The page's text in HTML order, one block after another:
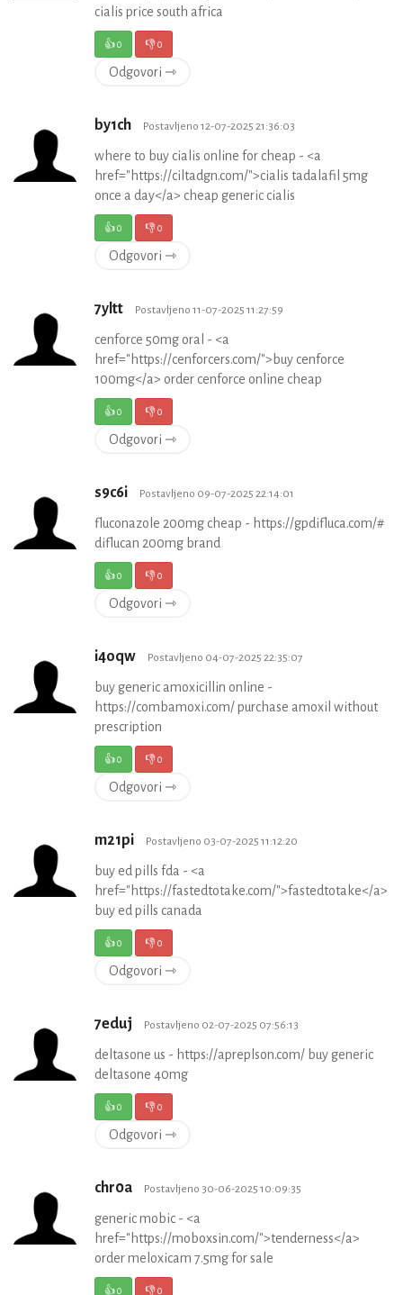
cialis price south africa
👍0 👎0
Odgovori ⇾
by1ch Postavljeno 12-07-2025 21:36:03
where to buy cialis online for cheap - <a
href="https://ciltadgn.com/">cialis tadalafil 5mg
once a day</a> cheap generic cialis
👍0 👎0
Odgovori ⇾
7yltt Postavljeno 11-07-2025 11:27:59
cenforce 50mg oral - <a
href="https://cenforcers.com/">buy cenforce
100mg</a> order cenforce online cheap
👍0 👎0
Odgovori ⇾
s9c6i Postavljeno 09-07-2025 22:14:01
fluconazole 200mg cheap - https://gpdifluca.com/#
diflucan 200mg brand
👍0 👎0
Odgovori ⇾
i4oqw Postavljeno 04-07-2025 22:35:07
buy generic amoxicillin online -
https://combamoxi.com/ purchase amoxil without
prescription
👍0 👎0
Odgovori ⇾
m21pi Postavljeno 03-07-2025 11:12:20
buy ed pills fda - <a
href="https://fastedtotake.com/">fastedtotake</a>
buy ed pills canada
👍0 👎0
Odgovori ⇾
7eduj Postavljeno 02-07-2025 07:56:13
deltasone us - https://apreplson.com/ buy generic
deltasone 40mg
👍0 👎0
Odgovori ⇾
chr0a Postavljeno 30-06-2025 10:09:35
generic mobic - <a
href="https://moboxsin.com/">tenderness</a>
order meloxicam 7.5mg for sale
👍0 👎0